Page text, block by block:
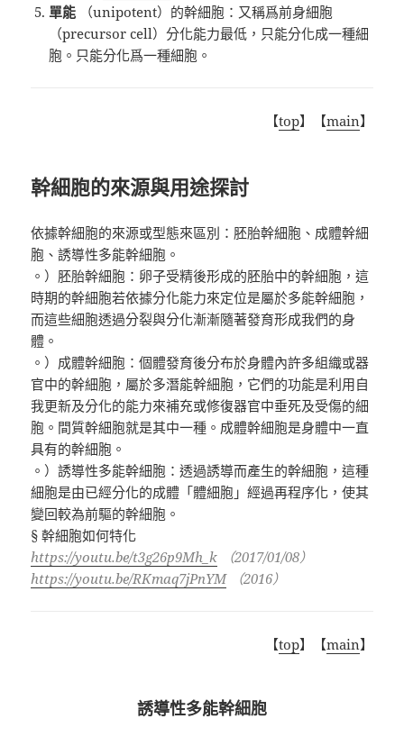
單能 （unipotent）的幹細胞：又稱爲前身細胞
（precursor cell）分化能力最低，只能分化成一種細
胞。只能分化爲一種細胞。
【top】【main】
幹細胞的來源與用途探討
依據幹細胞的來源或型態來區別：胚胎幹細胞、成體幹細
胞、誘導性多能幹細胞。
。）胚胎幹細胞：卵子受精後形成的胚胎中的幹細胞，這
時期的幹細胞若依據分化能力來定位是屬於多能幹細胞，
而這些細胞透過分裂與分化漸漸隨著發育形成我們的身
體。
。）成體幹細胞：個體發育後分布於身體內許多組織或器
官中的幹細胞，屬於多潛能幹細胞，它們的功能是利用自
我更新及分化的能力來補充或修復器官中垂死及受傷的細
胞。間質幹細胞就是其中一種。成體幹細胞是身體中一直
具有的幹細胞。
。）誘導性多能幹細胞：透過誘導而產生的幹細胞，這種
細胞是由已經分化的成體「體細胞」經過再程序化，使其
變回較為前驅的幹細胞。
§ 幹細胞如何特化
https://youtu.be/t3g26p9Mh_k （2017/01/08）
https://youtu.be/RKmaq7jPnYM（2016）
【top】【main】
誘導性多能幹細胞